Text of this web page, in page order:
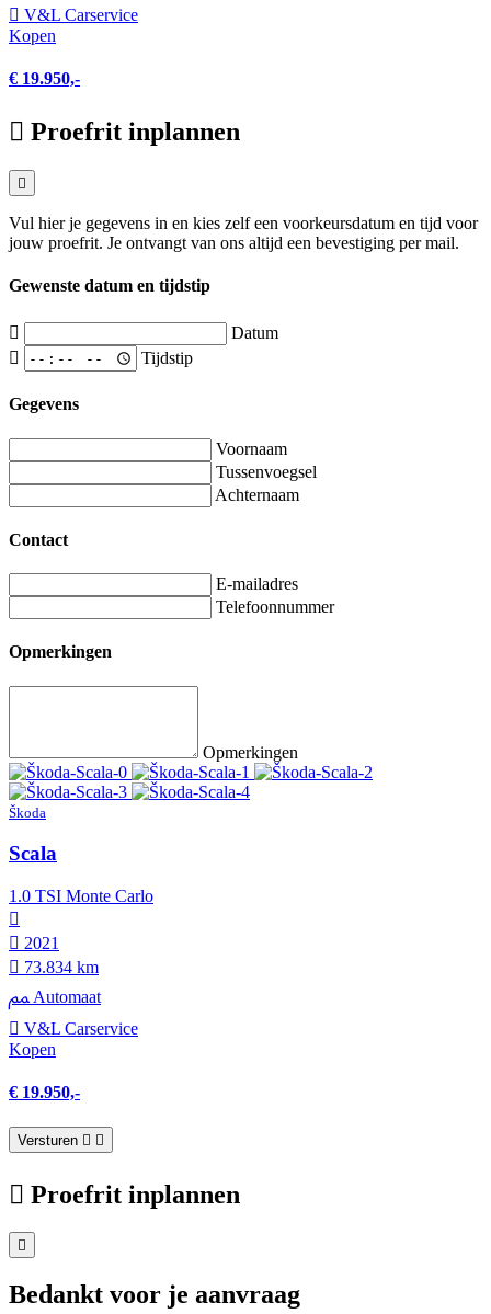
V&L Carservice
Kopen
€ 19.950,-
Proefrit inplannen
Vul hier je gegevens in en kies zelf een voorkeursdatum en tijd voor
jouw proefrit. Je ontvangt van ons altijd een bevestiging per mail.
Gewenste datum en tijdstip
Datum
Tijdstip
Gegevens
Voornaam
Tussenvoegsel
Achternaam
Contact
E-mailadres
Telefoonnummer
Opmerkingen
Opmerkingen
Škoda
Scala
1.0 TSI Monte Carlo
2021
73.834 km
Automaat
V&L Carservice
Kopen
€ 19.950,-
Versturen
Proefrit inplannen
Bedankt voor je aanvraag